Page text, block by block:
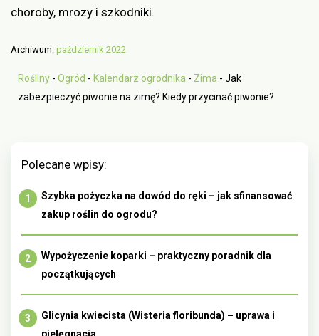
choroby, mrozy i szkodniki.
Archiwum: październik 2022
Rośliny - Ogród - Kalendarz ogrodnika - Zima - Jak
zabezpieczyć piwonie na zimę? Kiedy przycinać piwonie?
Polecane wpisy:
Szybka pożyczka na dowód do ręki – jak sfinansować
zakup roślin do ogrodu?
Wypożyczenie koparki – praktyczny poradnik dla
początkujących
Glicynia kwiecista (Wisteria floribunda) – uprawa i